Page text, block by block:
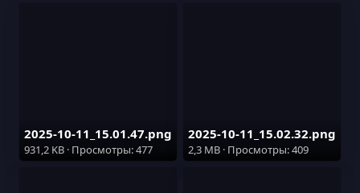
2025-10-11_15.01.47.png
931,2 KB · Просмотры: 477
2025-10-11_15.02.32.png
2,3 MB · Просмотры: 409